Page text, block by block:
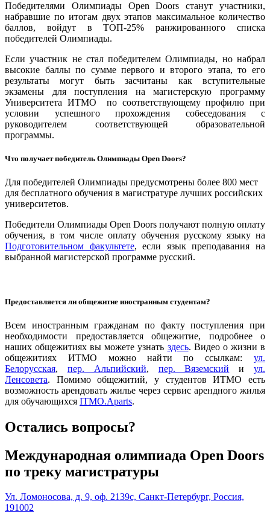
Победителями Олимпиады Open Doors станут участники,
набравшие по итогам двух этапов максимальное количество
баллов, войдут в ТОП-25% ранжированного списка
победителей Олимпиады.
Если участник не стал победителем Олимпиады, но набрал
высокие баллы по сумме первого и второго этапа, то его
результаты могут быть засчитаны как вступительные
экзамены для поступления на магистерскую программу
Университета ИТМО по соответствующему профилю при
условии успешного прохождения собеседования с
руководителем соответствующей образовательной
программы.
Что получает победитель Олимпиады Open Doors?
Для победителей Олимпиады предусмотрены более 800 мест
для бесплатного обучения в магистратуре лучших российских
университетов.
Победители Олимпиады Open Doors получают полную оплату
обучения, в том числе оплату обучения русскому языку на
Подготовительном факультете, если язык преподавания на
выбранной магистерской программе русский.
Предоставляется ли общежитие иностранным студентам?
Всем иностранным гражданам по факту поступления при
необходимости предоставляется общежитие, подробнее о
наших общежитиях вы можете узнать здесь. Видео о жизни в
общежитиях ИТМО можно найти по ссылкам: ул.
Белорусская, пер. Альпийский, пер. Вяземский иул.
Ленсовета. Помимо общежитий, у студентов ИТМО есть
возможность арендовать жилье через сервис арендного жилья
для обучающихся ITMO.Aparts.
Остались вопросы?
Международная олимпиада Open Doors
по треку магистратуры
Ул. Ломоносова, д. 9, оф. 2139с, Санкт-Петербург, Россия,
191002